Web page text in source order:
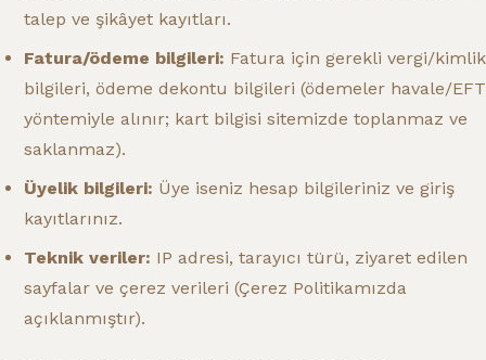
talep ve şikâyet kayıtları.
Fatura/ödeme bilgileri: Fatura için gerekli vergi/kimlik
bilgileri, ödeme dekontu bilgileri (ödemeler havale/EFT
yöntemiyle alınır; kart bilgisi sitemizde toplanmaz ve
saklanmaz).
Üyelik bilgileri: Üye iseniz hesap bilgileriniz ve giriş
kayıtlarınız.
Teknik veriler: IP adresi, tarayıcı türü, ziyaret edilen
sayfalar ve çerez verileri (Çerez Politikamızda
açıklanmıştır).